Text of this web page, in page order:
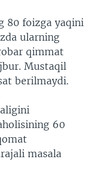
80 foizga yaqini
ularning
qimmat
Mustaqil
berilmaydi.
60
masala